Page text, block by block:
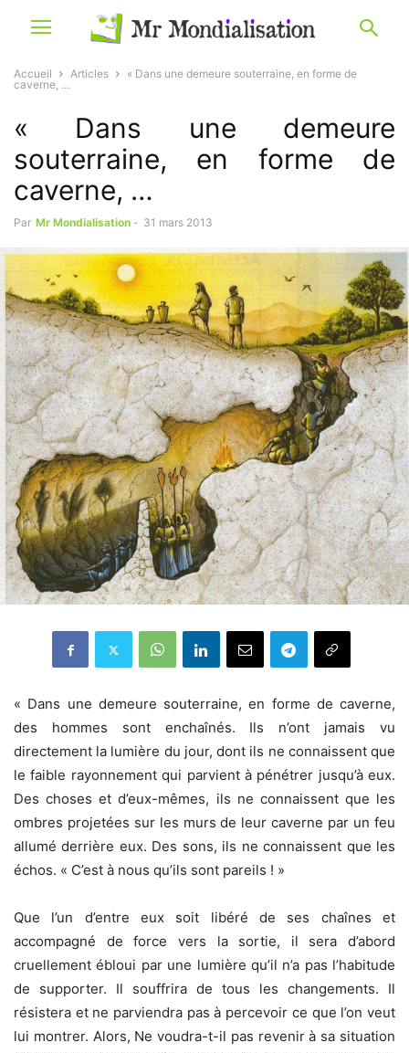
Accueil Articles
« Dans une demeure souterraine, en forme de
caverne, …
« Dans une demeure
souterraine, en forme de
caverne, …
Par Mr Mondialisation - 31 mars 2013
« Dans une demeure souterraine, en forme de caverne,
des hommes sont enchaînés. Ils n’ont jamais vu
directement la lumière du jour, dont ils ne connaissent que
le faible rayonnement qui parvient à pénétrer jusqu’à eux.
Des choses et d’eux-mêmes, ils ne connaissent que les
ombres projetées sur les murs de leur caverne par un feu
allumé derrière eux. Des sons, ils ne connaissent que les
échos. « C’est à nous qu’ils sont pareils ! »
Que l’un d’entre eux soit libéré de ses chaînes et
accompagné de force vers la sortie, il sera d’abord
cruellement ébloui par une lumière qu’il n’a pas l’habitude
de supporter. Il souffrira de tous les changements. Il
résistera et ne parviendra pas à percevoir ce que l’on veut
lui montrer. Alors, Ne voudra-t-il pas revenir à sa situation